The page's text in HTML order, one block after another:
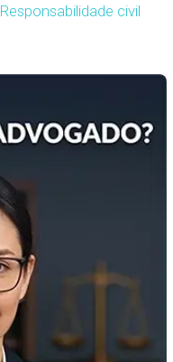
Responsabilidade civil